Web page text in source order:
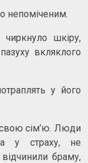
непоміченим.
шкіру,
вкляклого
у його
свою сім’ю. Люди
у страху, не
браму,